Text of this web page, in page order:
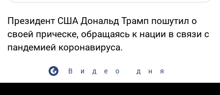
Президент США Дональд Трамп пошутил о
своей прическе, обращаясь к нации в связи с
пандемией коронавируса.
Видео дня